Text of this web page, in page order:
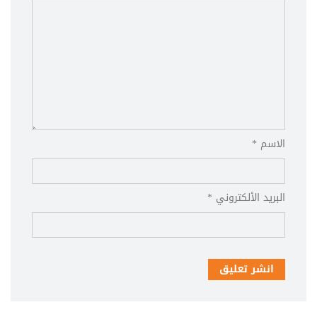
الاسم *
البريد الألكتروني *
انشر تعليق